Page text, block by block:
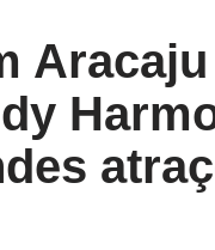
Aracaju